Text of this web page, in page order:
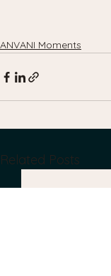
ANVANI Moments
Related Posts